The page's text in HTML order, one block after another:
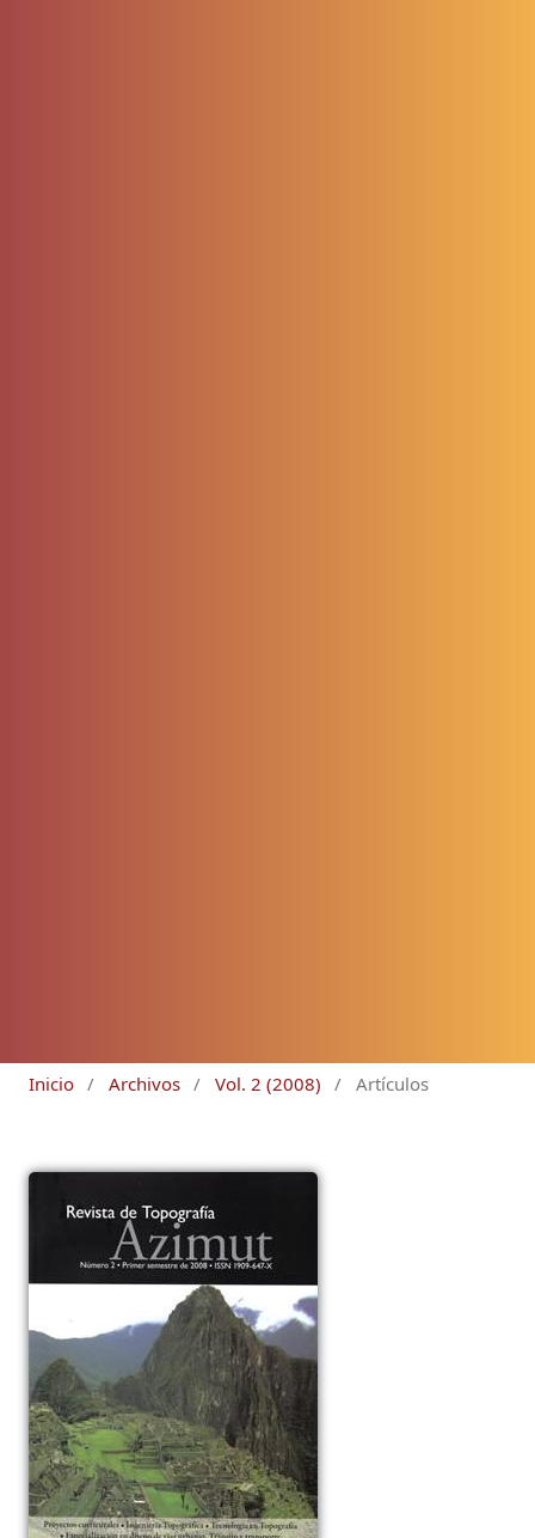
Inicio / Archivos / Vol. 2 (2008) / Artículos